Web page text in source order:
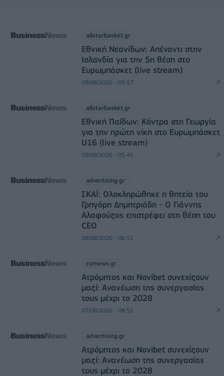
allstarbasket.gr
Εθνική Νεανίδων: Απέναντι στην
Ισλανδία για την 5η θέση στο
Ευρωμπάσκετ (live stream)
09/08/2026 - 05:57
allstarbasket.gr
Εθνική Παίδων: Κόντρα στη Γεωργία
για την πρώτη νίκη στο Ευρωμπάσκετ
U16 (live stream)
09/08/2026 - 05:45
advertising.gr
ΣΚΑΪ: Ολοκληρώθηκε η θητεία του
Γρηγόρη Δημητριάδη - Ο Γιάννης
Αλαφούζος επιστρέφει στη θέση του
CEO
08/08/2026 - 06:51
csrnews.gr
Ατρόμητος και Novibet συνεχίζουν
μαζί: Ανανέωση της συνεργασίας
τους μέχρι το 2028
07/08/2026 - 08:52
advertising.gr
Ατρόμητος και Novibet συνεχίζουν
μαζί: Ανανέωση της συνεργασίας
τους μέχρι το 2028